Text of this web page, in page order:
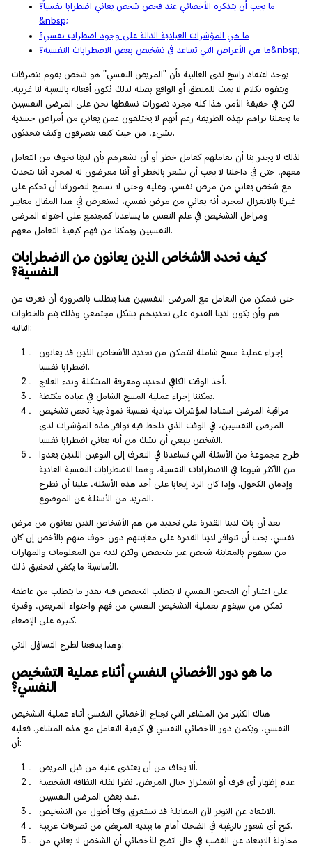
ما يجب أن يتذكره الأخصائي عند فحص شخص يعاني اضطرابا نفسياً؟
&nbsp;
ما هي المؤشرات العيادية الدالة على وجود اضطراب نفسي؟
ما هي الأعراض التي تساعد في تشخيص بعض الاضطرابات النفسية؟&nbsp;
يوجد اعتقاد راسخ لدى الغالبية بأن "المريض النفسي" هو شخص يقوم بتصرفات
ويتفوه بكلام لا يمت للمنطق أو الواقع بصلة لذلك تكون أفعاله بالنسبة لنا غريبة.
لكن في حقيقة الأمر، هذا كله مجرد تصورات نسقطها نحن على المرضى النفسيين
ما يجعلنا نراهم بهذه الطريقة رغم أنهم لا يختلفون عمن يعاني من أمراض جسدية
بشيء، من حيث كيف يتصرفون وكيف يتحدثون.
لذلك لا يجدر بنا أن نعاملهم كعامل خطر أو أن نشعرهم بأن لدينا تخوف من التعامل
معهم، حتى في داخلنا لا يجب أن نشعر بالخطر أو أننا معرضون له لمجرد أننا نتحدث
مع شخص يعاني من مرض نفسي. وعليه وحتى لا نسمح لتصوراتنا أن تحكم على
غيرنا بالانعزال لمجرد أنه يعاني من مرض نفسي، نستعرض في هذا المقال معايير
ومراحل التشخيص في علم النفس ما يساعدنا كمجتمع على احتواء المرضى
النفسيين ويمكنا من فهم كيفية التعامل معهم.
كيف نحدد الأشخاص الذين يعانون من الاضطرابات
النفسية؟
حتى نتمكن من التعامل مع المرضى النفسيين هذا يتطلب بالضرورة أن نعرف من
هم وأن يكون لدينا القدرة على تحديدهم بشكل مجتمعي وذلك يتم بالخطوات
التالية:
إجراء عملية مسح شاملة لنتمكن من تحديد الأشخاص الذين قد يعانون
اضطرابا نفسيا.
أخذ الوقت الكافي لتحديد ومعرفة المشكلة وبدء العلاج.
يمكننا إجراء عملية المسح الشامل في عيادة مكتظة.
مراقبة المرضى استنادا لمؤشرات عيادية نفسية نموذجية تخص تشخيص
المرضى النفسيين، في الوقت الذي نلحظ فيه توافر هذه المؤشرات لدى
الشخص ينبغي أن نشك من أنه يعاني اضطرابا نفسيا.
طرح مجموعة من الأسئلة التي تساعدنا في التعرف إلى النوعين اللذين يعدوا
من الأكثر شيوعا في الاضطرابات النفسية، وهما الاضطرابات النفسية العادية
وإدمان الكحول. وإذا كان الرد إيجابا على أحد هذه الأسئلة، علينا أن نطرح
المزيد من الأسئلة عن الموضوع.
بعد أن بات لدينا القدرة على تحديد من هم الأشخاص الذين يعانون من مرض
نفسي، يجب أن تتوافر لدينا القدرة على معاينتهم دون خوف منهم بالأخص إن كان
من سيقوم بالمعاينة شخص غير متخصص ولكن لديه من المعلومات والمهارات
الأساسية ما يكفي لتحقيق ذلك.
على اعتبار أن الفحص النفسي لا يتطلب التخصص فيه بقدر ما يتطلب من عاطفة
تمكن من سيقوم بعملية التشخيص النفسي من فهم واحتواء المريض، وقدرة
كبيرة على الإصغاء.
وهذا يدفعنا لطرح التساؤل الاتي:
ما هو دور الأخصائي النفسي أثناء عملية التشخيص
النفسي؟
هناك الكثير من المشاعر التي تجتاح الأخصائي النفسي أثناء عملية التشخيص
النفسي، ويكمن دور الأخصائي النفسي في كيفية التعامل مع هذه المشاعر. فعليه
أن:
ألا يخاف من أن يعتدى عليه من قبل المريض.
عدم إظهار أي قرف أو اشمئزاز حيال المريض، نظرا لقلة النظافة الشخصية
عند بعض المرضى النفسيين.
الابتعاد عن التوتر لأن المقابلة قد تستغرق وقتا أطول من التشخيص.
كبح أي شعور بالرغبة في الضحك أمام ما يبديه المريض من تصرفات غريبة.
محاولة الابتعاد عن الغضب في حال اتضح للأخصائي أن الشخص لا يعاني من